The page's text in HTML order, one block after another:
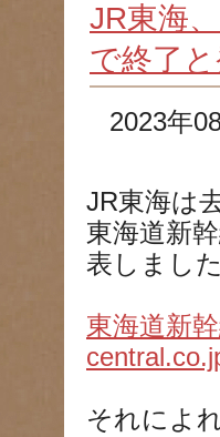
JR東海
で終了
2023年
JR東海は
東海道新
表しました
東海道新
それによれ